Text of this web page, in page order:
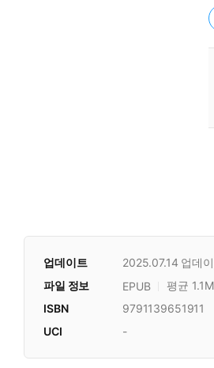
업데이트 2025.07.14 업데
파일 정보 EPUB
평균
ISBN
9791139651911
UCI
-